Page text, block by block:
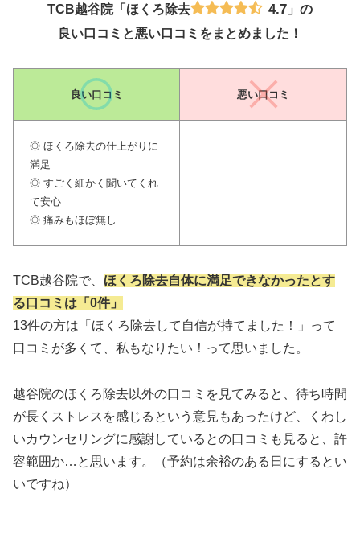
TCB越谷院「ほくろ除去 4.7」の
良い口コミと悪い口コミをまとめました！
良い口コミ 悪い口コミ
◎ ほくろ除去の仕上がりに
満足
◎ すごく細かく聞いてくれ
て安心
◎ 痛みもほぼ無し
TCB越谷院で、 ほくろ除去自体に満足できなかったとす
る口コミは「0件」
13件の方は「ほくろ除去して自信が持てました！」って
口コミが多くて、私もなりたい！って思いました。
越谷院のほくろ除去以外の口コミを見てみると、待ち時間
が長くストレスを感じるという意見もあったけど、くわし
いカウンセリングに感謝しているとの口コミも見ると、許
容範囲か…と思います。（予約は余裕のある日にするとい
いですね）